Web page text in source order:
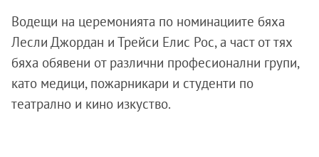
Водещи на церемонията по номинациите бяха
Лесли Джордан и Трейси Елис Рос, а част от тях
бяха обявени от различни професионални групи,
като медици, пожарникари и студенти по
театрално и кино изкуство.